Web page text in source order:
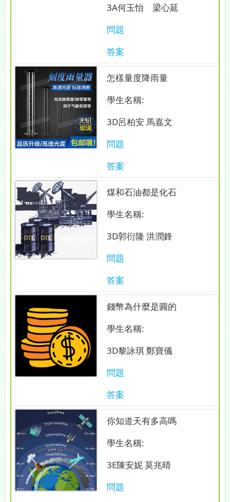
3A何玉怡 梁心延
問題
答案
怎樣量度降雨量
學生名稱:
3D呂柏安 馬嘉文
問題
答案
煤和石油都是化石
學生名稱:
3D郭衍隆 洪潤鋒
問題
答案
錢幣為什麼是圓的
學生名稱:
3D黎詠琪 鄭寶儀
問題
答案
你知道天有多高嗎
學生名稱:
3E陳安妮 莫兆晴
問題